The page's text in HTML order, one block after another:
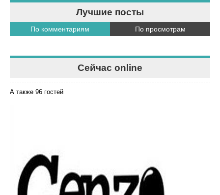
Лучшие посты
По комментариям По просмотрам
Сейчас online
А также 96 гостей